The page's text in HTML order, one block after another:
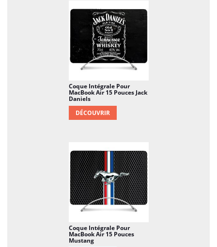
Coque Intégrale Pour
MacBook Air 15 Pouces Jack
Daniels
DÉCOUVRIR
Coque Intégrale Pour
MacBook Air 15 Pouces
Mustang